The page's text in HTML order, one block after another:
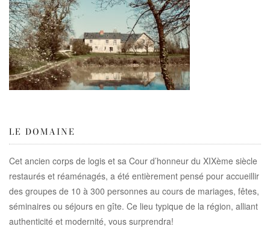
LE DOMAINE
Cet ancien corps de logis et sa Cour d’honneur du XIXème siècle
restaurés et réaménagés, a été entièrement pensé pour accueillir
des groupes de 10 à 300 personnes au cours de mariages, fêtes,
séminaires ou séjours en gîte. Ce lieu typique de la région, alliant
authenticité et modernité, vous surprendra!